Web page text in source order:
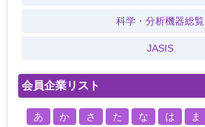
科学・分析機器総覧
JASIS
会員企業リスト
あ か さ た な は ま